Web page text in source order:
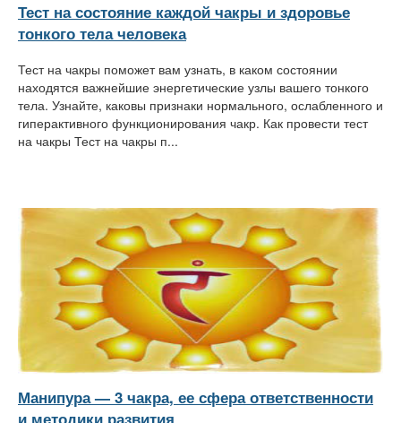
Тест на состояние каждой чакры и здоровье
тонкого тела человека
Тест на чакры поможет вам узнать, в каком состоянии
находятся важнейшие энергетические узлы вашего тонкого
тела. Узнайте, каковы признаки нормального, ослабленного и
гиперактивного функционирования чакр. Как провести тест
на чакры Тест на чакры п...
Манипура — 3 чакра, ее сфера ответственности
и методики развития